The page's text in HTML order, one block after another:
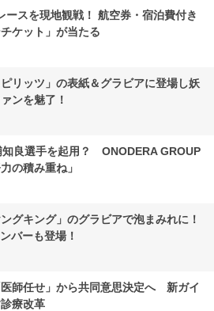
ースを現地観戦！ 航空券・宿泊費付き
チケット」が当たる
リッツ」の表紙＆グラビアに登場し妖
ンを魅了！
知良選手を起用？ ONODERA GROUP
の積み重ね」
グキング」のグラビアで泡まみれに！
バーも登場！
医師任せ」から共同意思決定へ 新ガイ
療改革